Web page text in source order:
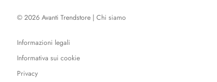
© 2026 Avanti Trendstore | Chi siamo
Informazioni legali
Informativa sui cookie
Privacy